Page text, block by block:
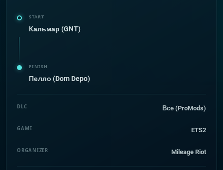
START
Кальмар (GNT)
FINISH
Пелло (Dom Depo)
DLC Все (ProMods)
GAME ETS2
ORGANIZER Mileage Riot